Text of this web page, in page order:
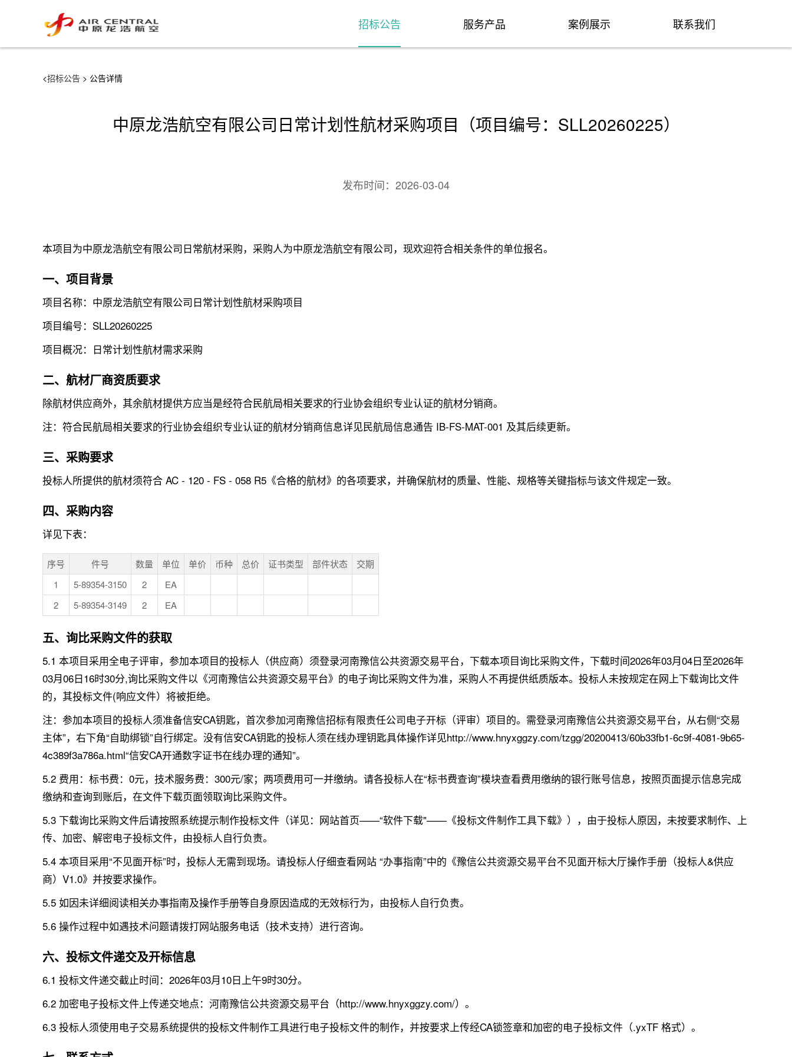
招标公告 服务产品 案例展示 联系我们
<招标公告 > 公告详情
中原龙浩航空有限公司日常计划性航材采购项目（项目编号：SLL20260225）
发布时间： 2026-03-04
本项目为中原龙浩航空有限公司日常航材采购，采购人为中原龙浩航空有限公司，现欢迎符合相关条件的单位报名。
一、项目背景
项目名称：中原龙浩航空有限公司日常计划性航材采购项目
项目编号：SLL20260225
项目概况：日常计划性航材需求采购
二、航材厂商资质要求
除航材供应商外，其余航材提供方应当是经符合民航局相关要求的行业协会组织专业认证的航材分销商。
注：符合民航局相关要求的行业协会组织专业认证的航材分销商信息详见民航局信息通告 IB-FS-MAT-001 及其后续更新。
三、采购要求
投标人所提供的航材须符合 AC - 120 - FS - 058 R5《合格的航材》的各项要求，并确保航材的质量、性能、规格等关键指标与该文件规定一致。
四、采购内容
详见下表：
序号 件号 数量 单位 单价 币种 总价 证书类型 部件状态
交期
1
5-89354-3150 2
EA
2
5-89354-3149 2 EA
五、询比采购文件的获取
5.1 本项目采用全电子评审，参加本项目的投标人（供应商）须登录河南豫信公共资源交易平台，下载本项目询比采购文件，下载时间2026年03月04日至2026年
03月06日16时30分,询比采购文件以《河南豫信公共资源交易平台》的电子询比采购文件为准，采购人不再提供纸质版本。投标人未按规定在网上下载询比文件
的，其投标文件(响应文件）将被拒绝。
注：参加本项目的投标人须准备信安CA钥匙，首次参加河南豫信招标有限责任公司电子开标（评审）项目的。需登录河南豫信公共资源交易平台，从右侧“交易
主体”，右下角“自助绑锁”自行绑定。没有信安CA钥匙的投标人须在线办理钥匙具体操作详见http://www.hnyxggzy.com/tzgg/20200413/60b33fb1-6c9f-4081-9b65-
4c389f3a786a.html“信安CA开通数字证书在线办理的通知”。
5.2 费用：标书费：0元，技术服务费：300元/家；两项费用可一并缴纳。请各投标人在“标书费查询”模块查看费用缴纳的银行账号信息，按照页面提示信息完成
缴纳和查询到账后，在文件下载页面领取询比采购文件。
5.3 下载询比采购文件后请按照系统提示制作投标文件（详见：网站首页——“软件下载"——《投标文件制作工具下载》），由于投标人原因，未按要求制作、上
传、加密、解密电子投标文件，由投标人自行负责。
5.4 本项目采用“不见面开标”时，投标人无需到现场。请投标人仔细查看网站 “办事指南”中的《豫信公共资源交易平台不见面开标大厅操作手册（投标人&供应
商）V1.0》并按要求操作。
5.5 如因未详细阅读相关办事指南及操作手册等自身原因造成的无效标行为，由投标人自行负责。
5.6 操作过程中如遇技术问题请拨打网站服务电话（技术支持）进行咨询。
六、投标文件递交及开标信息
6.1 投标文件递交截止时间：2026年03月10日上午9时30分。
6.2 加密电子投标文件上传递交地点：河南豫信公共资源交易平台（http://www.hnyxggzy.com/）。
6.3 投标人须使用电子交易系统提供的投标文件制作工具进行电子投标文件的制作，并按要求上传经CA锁签章和加密的电子投标文件（.yxTF 格式）。